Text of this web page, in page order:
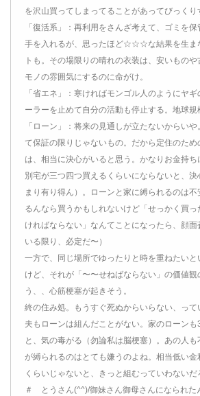
を沢山買ってしまってることがあってびっくり
「復活系」：再利用をさんざ考えて、ゴミを
手を入れるが、思ったほど☆☆☆な結果を生ま
トも。その場限りの晴れの衣装は、安いもの
モノの雰囲気にするのに命がけ。
「省エネ」：寒ければモンゴル人のようにヤ
ーラーを止めて自分の活動も停止する。地球
「ローン」：将来の見通しが立たないからい
て保証の限りじゃないもの。だから定住のた
は、相当に決心がいると思う。かなりお金持
別宅が三つ四つ買えるくらいにならないと、
まり有り得ん）。ローンと家に縛られるのは不
るんなら買うかもしれないけど「せっかく買
ければならない」なんてことになったら、顔
いる限り、必定だ〜）
一方で、同じ場所でゆったりと時を重ねたい
けど、それが「〜〜せねばならない」の価値観
う、、心筋梗塞が起きそう。
終の住み処。もうすぐ死ぬからいらない、っ
夫もローンは組んだことがない。家のローンも
と、気の毒がる（勿論私は脳梗塞）。あの人
が縛られるのはとても嫌うのよね。相当低い
くらいじゃないと、きっと組むっていわないだ
＃ とうさん(^^)/御妹さん御母さんになられた